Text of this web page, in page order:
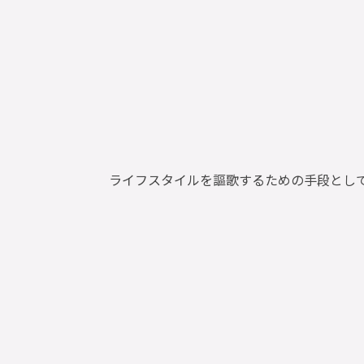
ライフスタイルを謳歌するための手段と